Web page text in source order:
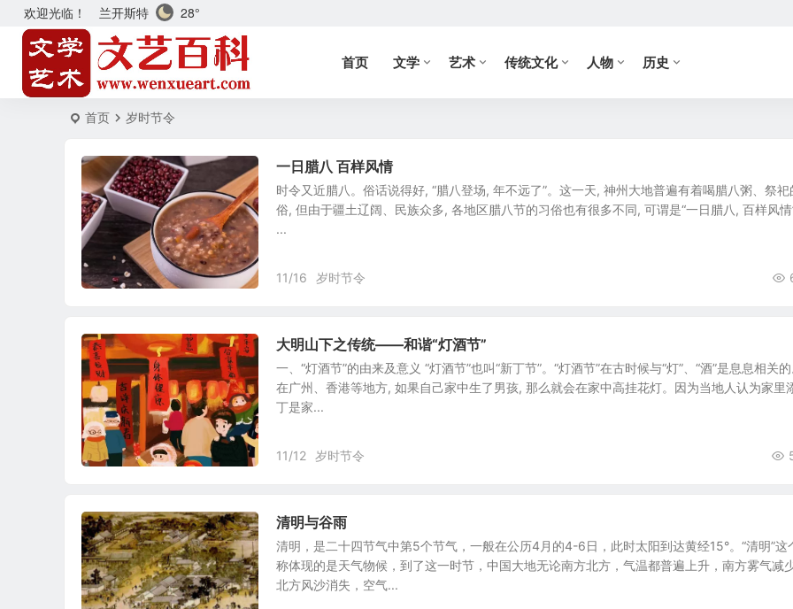
欢迎光临！ 兰开斯特 28°
首页 文学 艺术 传统文化 人物 历史
首页 岁时节令
一日腊八 百样风情
时令又近腊八。俗话说得好, “腊八登场, 年不远了”。这一天, 神州大地普遍有着喝腊八粥、祭祀
俗, 但由于疆土辽阔、民族众多, 各地区腊八节的习俗也有很多不同, 可谓是“一日腊八, 百样风情”
...
11/16 岁时节令
大明山下之传统——和谐“灯酒节”
一、“灯酒节”的由来及意义 “灯酒节”也叫“新丁节”。“灯酒节”在古时候与“灯”、“酒”是息息相关的
在广州、香港等地方, 如果自己家中生了男孩, 那么就会在家中高挂花灯。因为当地人认为家里
丁是家...
11/12 岁时节令
清明与谷雨
清明，是二十四节气中第5个节气，一般在公历4月的4-6日，此时太阳到达黄经15°。“清明”这
称体现的是天气物候，到了这一时节，中国大地无论南方北方，气温都普遍上升，南方雾气减
北方风沙消失，空气...